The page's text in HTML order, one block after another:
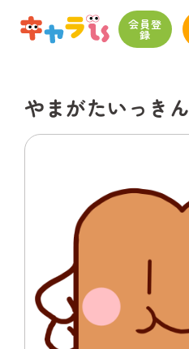
会員登
録
やまがたいっきん